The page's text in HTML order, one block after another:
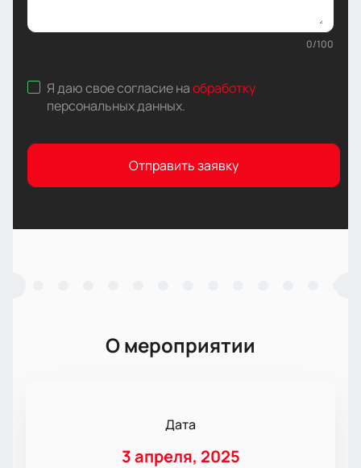
0/100
Я даю свое согласие наобработку
персональных данных.
Отправить заявку
О мероприятии
Дата
3 апреля, 2025